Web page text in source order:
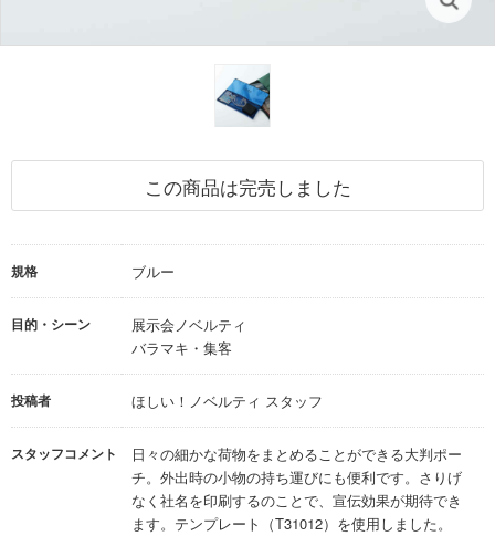
この商品は完売しました
規格 ブルー
目的・シーン
展示会ノベルティ
バラマキ・集客
投稿者 ほしい！ノベルティ スタッフ
スタッフコメント
日々の細かな荷物をまとめることができる大判ポー
チ。外出時の小物の持ち運びにも便利です。さりげ
なく社名を印刷するのことで、宣伝効果が期待でき
ます。テンプレート（T31012）を使用しました。